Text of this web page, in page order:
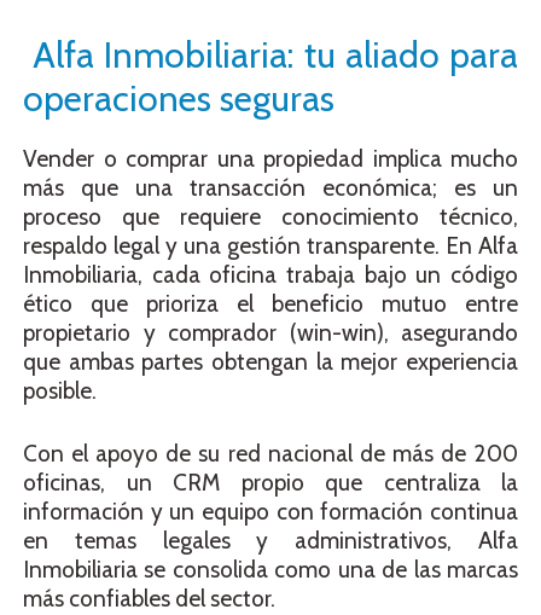
Alfa Inmobiliaria: tu aliado para
operaciones seguras
Vender o comprar una propiedad implica mucho
más que una transacción económica; es un
proceso que requiere conocimiento técnico,
respaldo legal y una gestión transparente. En Alfa
Inmobiliaria, cada oficina trabaja bajo un código
ético que prioriza el beneficio mutuo entre
propietario y comprador (win-win), asegurando
que ambas partes obtengan la mejor experiencia
posible.
Con el apoyo de su red nacional de más de 200
oficinas, un CRM propio que centraliza la
información y un equipo con formación continua
en temas legales y administrativos, Alfa
Inmobiliaria se consolida como una de las marcas
más confiables del sector.